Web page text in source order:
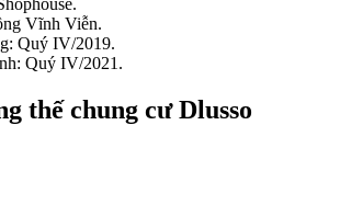
Vĩnh Viễn.
Quý IV/2019.
Quý IV/2021.
thế chung cư Dlusso